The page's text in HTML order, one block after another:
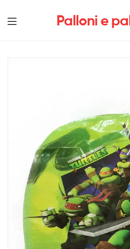
Palloni e
Menu